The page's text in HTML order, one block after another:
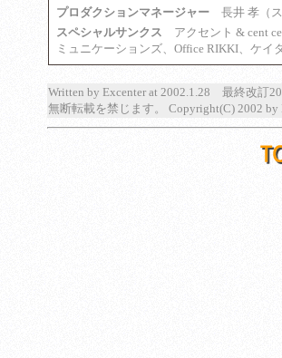
プロダクションマネージャー 長井 孝（
スペシャルサンクス アクセント & cent
ミュニケーションズ、Office RIKKI、ケ
Written by Excenter at 2002.1.28 最終改訂
無断転載を禁じます。 Copyright(C) 2002 by